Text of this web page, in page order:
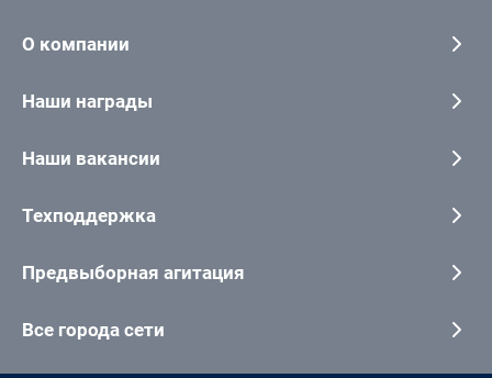
О компании
Наши награды
Наши вакансии
Техподдержка
Предвыборная агитация
Все города сети